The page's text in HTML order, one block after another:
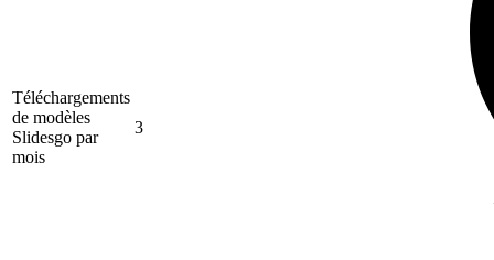
Téléchargements
de modèles
Slidesgo par
mois
3